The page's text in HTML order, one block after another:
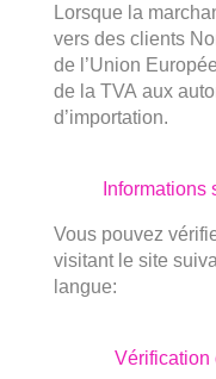
Lorsque la
vers des clients
de l’Union
de la TVA aux
d’importation.
Informations
Vous pouvez
visitant le site
langue:
Vérification